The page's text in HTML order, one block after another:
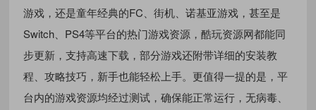
游戏，还是童年经典的FC、街机、诺基亚游戏，甚至是
Switch、PS4等平台的热门游戏资源，酷玩资源网都能同
步更新，支持高速下载，部分游戏还附带详细的安装教
程、攻略技巧，新手也能轻松上手。更值得一提的是，平
台内的游戏资源均经过测试，确保能正常运行，无病毒、